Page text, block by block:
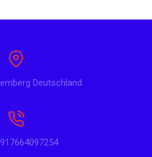
Deutschland